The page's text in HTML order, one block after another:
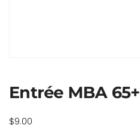
Entrée MBA 65+
$9.00